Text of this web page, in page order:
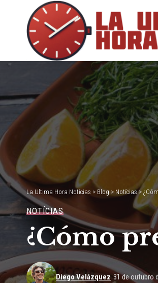
La Ultima Hora Notícias > Blog > Notícias>
NOTÍCIAS
¿Cómo
Diego Velázquez 31 de outubro